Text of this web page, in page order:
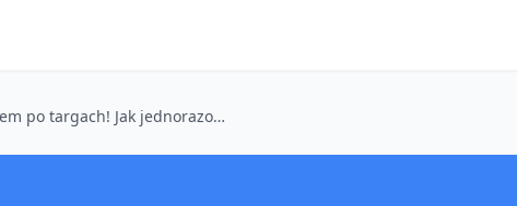
Koniec ze spamem po targach! Jak jednorazowa poczta ratuje mnie przed zalewem ofert